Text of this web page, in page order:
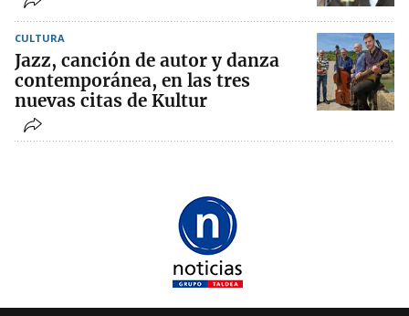
CULTURA
Jazz, canción de autor y danza
contemporánea, en las tres
nuevas citas de Kultur